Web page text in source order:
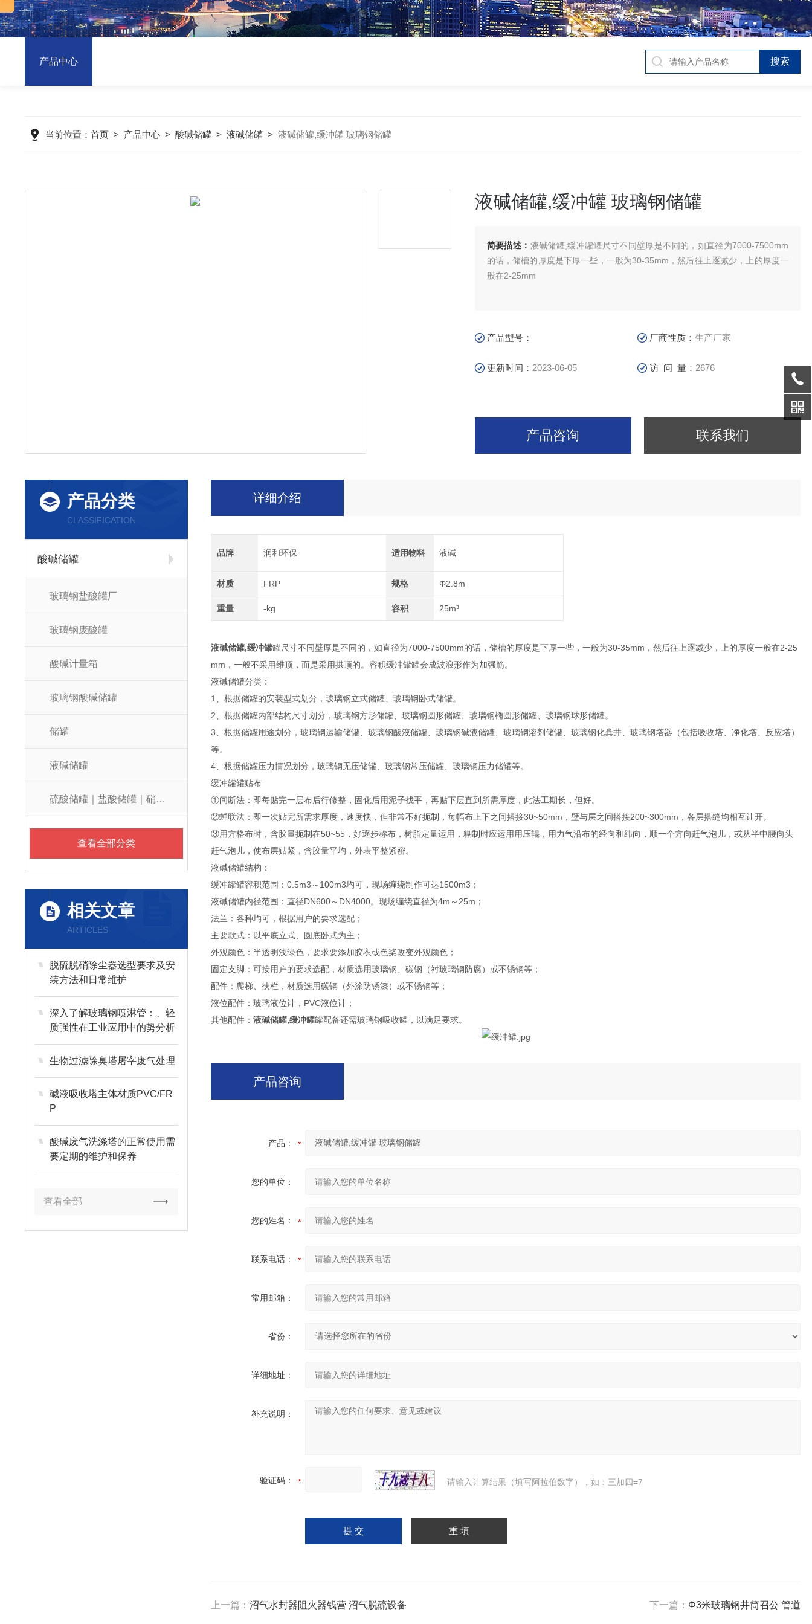
产品中心
当前位置： 首页> 产品中心> 酸碱储罐> 液碱储罐> 液碱储罐,缓冲罐 玻璃钢储罐
液碱储罐,缓冲罐 玻璃钢储罐
简要描述： 液碱储罐,缓冲罐罐尺寸不同壁厚是不同的，如直径为7000-7500mm
的话，储槽的厚度是下厚一些，一般为30-35mm，然后往上逐减少，上的厚度一
般在2-25mm
产品型号： 厂商性质：生产厂家
更新时间： 2023-06-05 访 问 量： 2676
产品咨询 联系我们
产品分类
CLASSIFICATION
酸碱储罐
玻璃钢盐酸罐厂
玻璃钢废酸罐
酸碱计量箱
玻璃钢酸碱储罐
储罐
液碱储罐
硫酸储罐｜盐酸储罐｜硝酸储罐
查看全部分类
相关文章
ARTICLES
脱硫脱硝除尘器选型要求及安
装方法和日常维护
深入了解玻璃钢喷淋管：、轻
质强性在工业应用中的势分析
生物过滤除臭塔屠宰废气处理
碱液吸收塔主体材质PVC/FR
P
酸碱废气洗涤塔的正常使用需
要定期的维护和保养
查看全部
详细介绍
品牌 润和环保 适用物料 液碱
材质 FRP 规格 Φ2.8m
重量 -kg 容积 25m³
液碱储罐,缓冲罐罐尺寸不同壁厚是不同的，如直径为7000-7500mm的话，储槽的厚度是下厚一些，一般为30-35mm，然后往上逐减少，上的厚度一般在2-25
mm，一般不采用维顶，而是采用拱顶的。容积缓冲罐罐会成波浪形作为加强筋。
液碱储罐分类：
1、根据储罐的安装型式划分，玻璃钢立式储罐、玻璃钢卧式储罐。
2、根据储罐内部结构尺寸划分，玻璃钢方形储罐、玻璃钢圆形储罐、玻璃钢椭圆形储罐、玻璃钢球形储罐。
3、根据储罐用途划分，玻璃钢运输储罐、玻璃钢酸液储罐、玻璃钢碱液储罐、玻璃钢溶剂储罐、玻璃钢化粪井、玻璃钢塔器（包括吸收塔、净化塔、反应塔）
等。
4、根据储罐压力情况划分，玻璃钢无压储罐、玻璃钢常压储罐、玻璃钢压力储罐等。
缓冲罐罐贴布
①间断法：即每贴完一层布后行修整，固化后用泥子找平，再贴下层直到所需厚度，此法工期长，但好。
②蝉联法：即一次贴完所需求厚度，速度快，但非常不好扼制，每幅布上下之间搭接30~50mm，壁与层之间搭接200~300mm，各层搭缝均相互让开。
③用方格布时，含胶量扼制在50~55，好逐步称布，树脂定量运用，糊制时应运用用压辊，用力气沿布的经向和纬向，顺一个方向赶气泡儿，或从半中腰向头
赶气泡儿，使布层贴紧，含胶量平均，外表平整紧密。
液碱储罐结构：
缓冲罐罐容积范围：0.5m3～100m3均可，现场缠绕制作可达1500m3；
液碱储罐内径范围：直径DN600～DN4000。现场缠绕直径为4m～25m；
法兰：各种均可，根据用户的要求选配；
主要款式：以平底立式、圆底卧式为主；
外观颜色：半透明浅绿色，要求要添加胶衣或色桨改变外观颜色；
固定支脚：可按用户的要求选配，材质选用玻璃钢、碳钢（衬玻璃钢防腐）或不锈钢等；
配件：爬梯、扶栏，材质选用碳钢（外涂防锈漆）或不锈钢等；
液位配件：玻璃液位计，PVC液位计；
其他配件：液碱储罐,缓冲罐罐配备还需玻璃钢吸收罐，以满足要求。
产品咨询
产品：
您的单位：
您的姓名：
联系电话：
常用邮箱：
省份：
详细地址：
补充说明：
验证码： 请输入计算结果（填写阿拉伯数字），如：三加四=7
上一篇：沼气水封器阻火器钱营 沼气脱硫设备 下一篇： Φ3米玻璃钢井筒召公 管道